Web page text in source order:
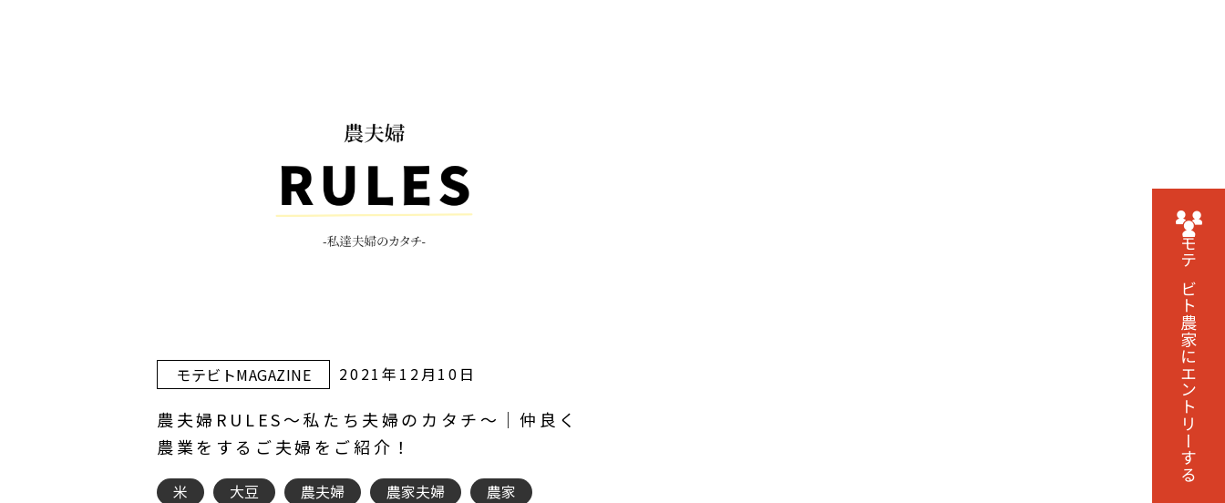
モテビトMAGAZINE 2021年12月10日
農夫婦RULES～私たち夫婦のカタチ～｜仲良く
農業をするご夫婦をご紹介！
米 大豆 農夫婦 農家夫婦
農家
モテビト農家に
エントリーする